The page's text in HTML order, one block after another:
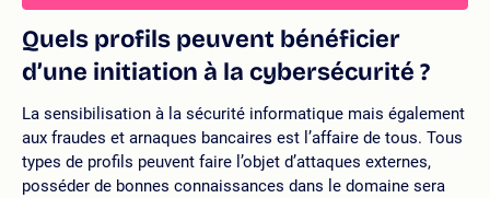
Quels profils peuvent bénéficier
d’une initiation à la cybersécurité ?
La sensibilisation à la sécurité informatique mais également
aux fraudes et arnaques bancaires est l’affaire de tous. Tous
types de profils peuvent faire l’objet d’attaques externes,
posséder de bonnes connaissances dans le domaine sera